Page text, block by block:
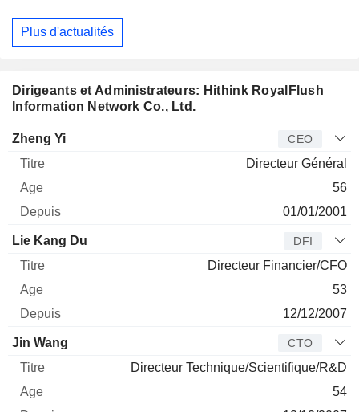
Plus d'actualités
Dirigeants et Administrateurs: Hithink RoyalFlush
Information Network Co., Ltd.
Dirigeant
Zheng Yi CEO
Directeur Général
56
01/01/2001
Lie Kang Du DFI
Directeur Financier/CFO
53
12/12/2007
Jin Wang CTO
Directeur Technique/Scientifique/R&D
54